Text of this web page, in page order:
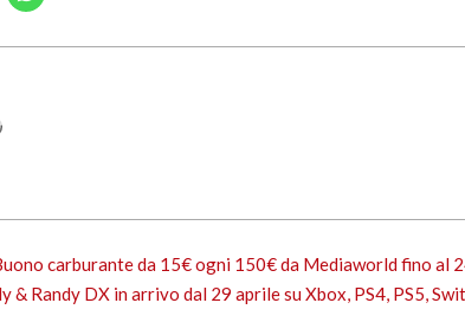
Caricamento
carburante da 15€ ogni 150€ da Mediaworld fino al
& Randy DX in arrivo dal 29 aprile su Xbox, PS4, PS5,